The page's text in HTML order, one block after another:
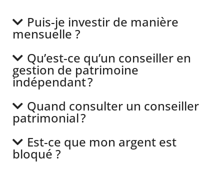
Puis-je investir de manière
mensuelle ?
Qu’est-ce qu’un conseiller en
gestion de patrimoine
indépendant ?
Quand consulter un conseiller
patrimonial ?
Est-ce que mon argent est
bloqué ?